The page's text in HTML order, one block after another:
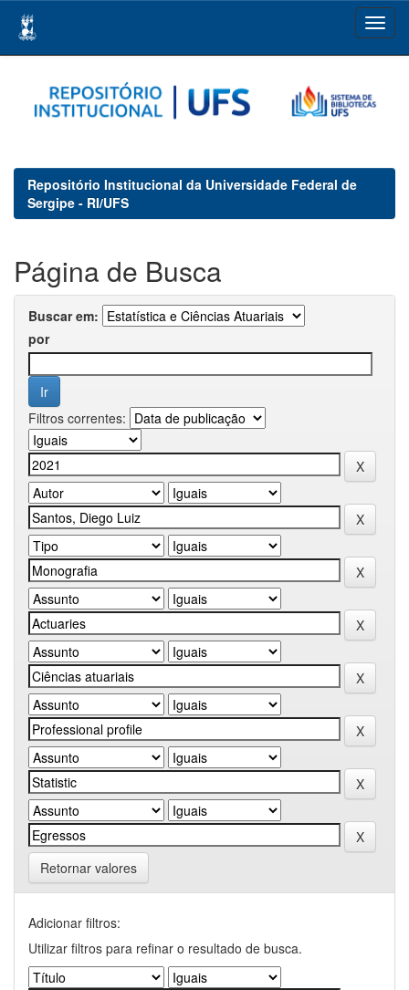
navigation
Repositório Institucional da Universidade Federal de
Sergipe - RI/UFS
Página de Busca
Buscar em:
por
Filtros correntes:
Retornar valores
Adicionar filtros:
Utilizar filtros para refinar o resultado de busca.